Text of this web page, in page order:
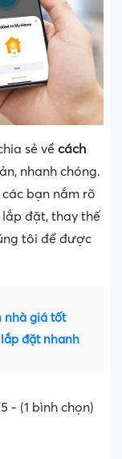
sẻ về cách
nhanh chóng.
bạn nắm rõ
lắp đặt, thay thế
tôi để được
nhà giá tốt
đặt nhanh
- (1 bình chọn)